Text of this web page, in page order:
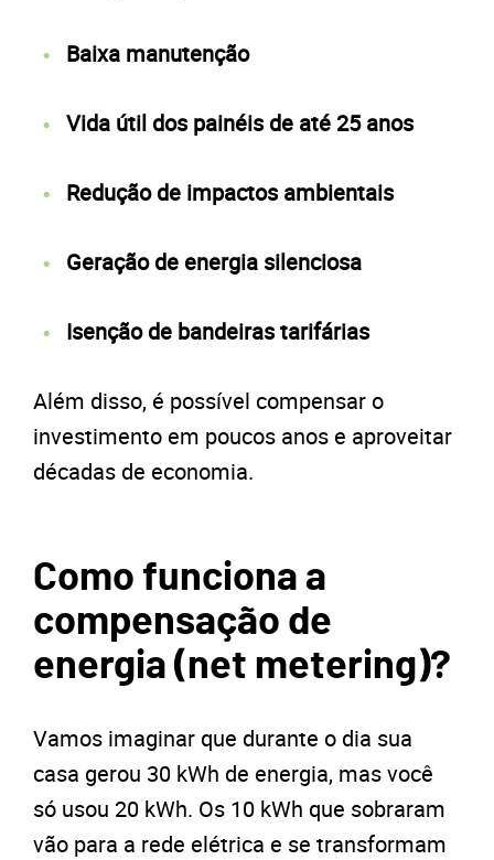
Baixa manutenção
Vida útil dos painéis de até 25 anos
Redução de impactos ambientais
Geração de energia silenciosa
Isenção de bandeiras tarifárias
Além disso, é possível compensar o
investimento em poucos anos e aproveitar
décadas de economia.
Como funciona a
compensação de
energia (net metering)?
Vamos imaginar que durante o dia sua
casa gerou 30 kWh de energia, mas você
só usou 20 kWh. Os 10 kWh que sobraram
vão para a rede elétrica e se transformam